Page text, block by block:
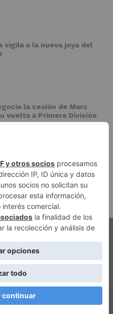
vigila a la nueva joya del
la cesión de Marc
vuelta a Primera División
DE PRIVACIDAD
QUIÉNES SOMOS
web propiedad de Syncsells